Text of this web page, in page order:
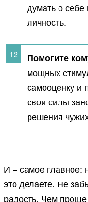
думать о
личность.
Помогите
мощных
самооценку и
свои силы
решения
И – самое главное:
это делаете. Не
радость. Чем